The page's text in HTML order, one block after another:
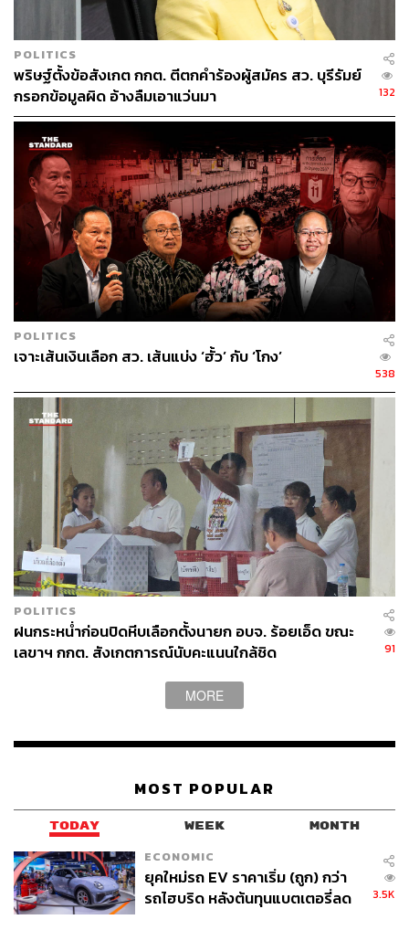
สติงเกอร์
พิสูจน์อักษร:พรนภัส ชำนาญค้า
TAGS: สำนักงานคณะกรรมการการเลือกตั้ง (กกต.)
เนติวิทย์ โชติภัทร์ไพศาล
POLITICS
พริษฐ์ตั้งข้อสังเกต กกต. ตีตกคำร้องผู้สมัคร สว. บุรีรัมย์
กรอกข้อมูลผิด อ้างลืมเอาแว่นมา
132
POLITICS
เจาะเส้นเงินเลือก สว. เส้นแบ่ง ‘ฮั้ว’ กับ ‘โกง’
538
POLITICS
ฝนกระหน่ำก่อนปิดหีบเลือกตั้งนายก อบจ. ร้อยเอ็ด ขณะ
เลขาฯ กกต. สังเกตการณ์นับคะแนนใกล้ชิด
91
MORE
MOST POPULAR
TODAY WEEK MONTH
ECONOMIC
ยุคใหม่รถ EV ราคาเริ่ม (ถูก) กว่า
รถไฮบริด หลังต้นทุนแบตเตอรี่ลด
3.5K